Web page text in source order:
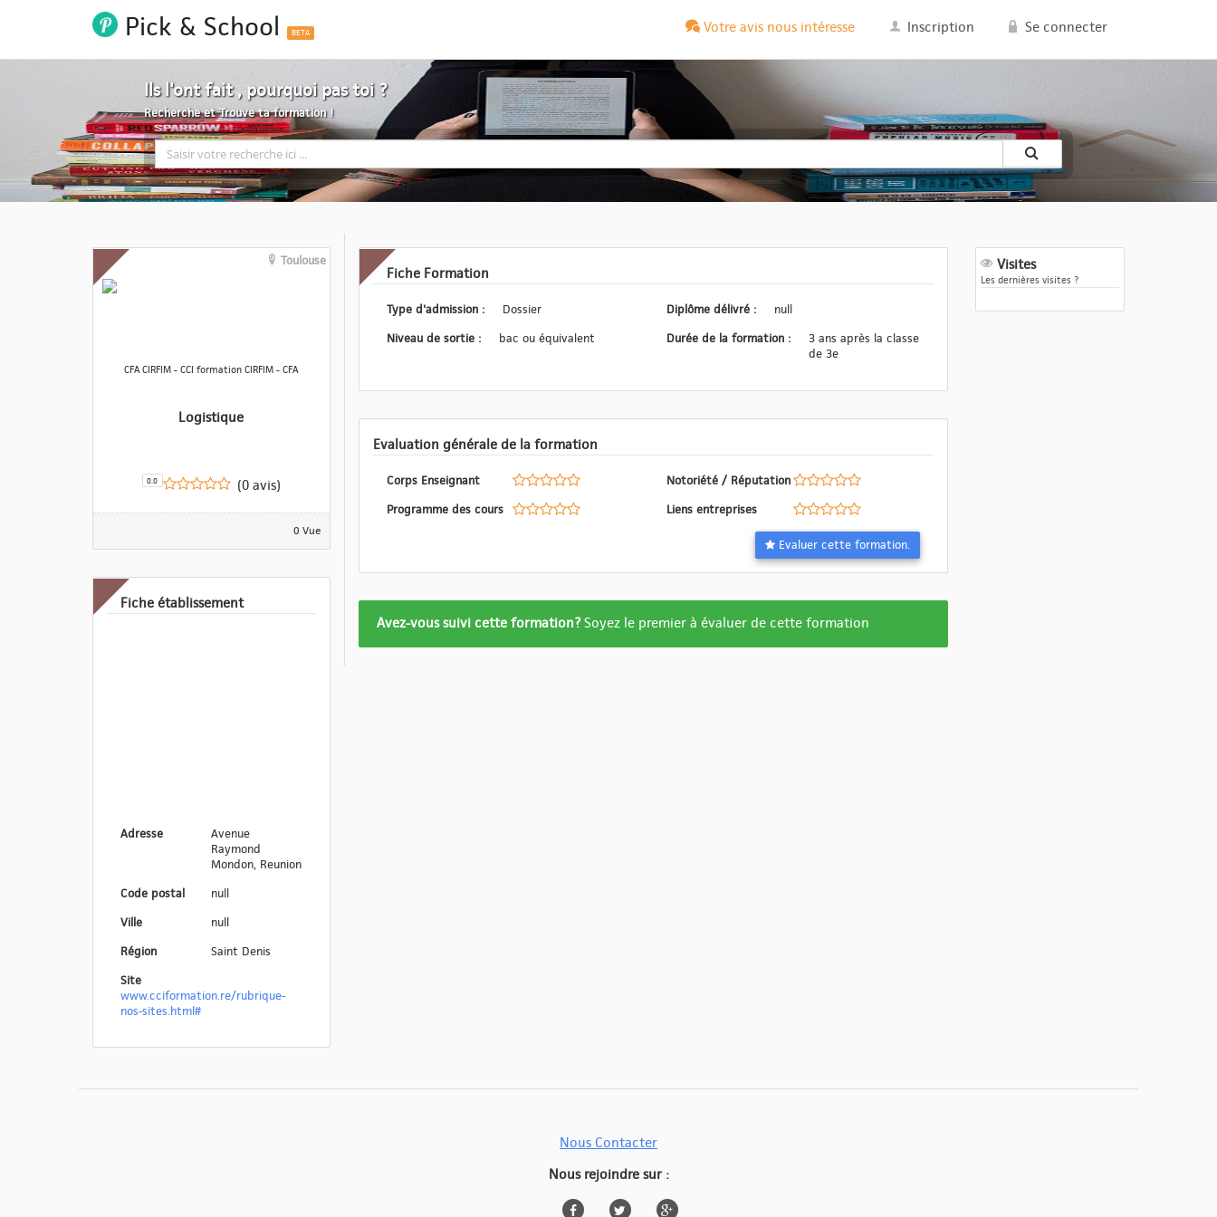
Pick & School BETA Votre avis nous intéresse Inscription Se connecter
Ils l'ont fait , pourquoi pas toi ?
Recherche et Trouve ta formation !
Toulouse
CFA CIRFIM - CCI formation CIRFIM - CFA
Logistique
0.0 (0 avis)
0 Vue
Fiche établissement
Adresse
Avenue
Raymond
Mondon, Reunion
Code postal
null
Ville
null
Région
Saint Denis
Site
www.cciformation.re/rubrique-
nos-sites.html#
Fiche Formation
Type d'admission :
Dossier
Niveau de sortie :
bac ou équivalent
Diplôme délivré :
null
Durée de la formation :
3 ans après la classe
de 3e
Evaluation générale de la formation
Corps Enseignant
Programme des cours
Notoriété / Réputation
Liens entreprises
Evaluer cette formation.
Formation
Avez-vous suivi cette formation?Soyez le premier à évaluer de cette formation
Visites
Les dernières visites ?
Nous Contacter
Nous rejoindre sur :